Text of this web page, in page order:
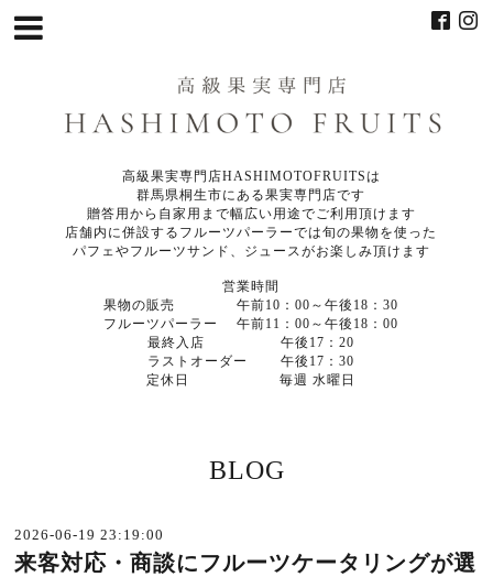
高級果実専門店HASHIMOTOFRUITSは
群馬県桐生市にある果実専門店です
贈答用から自家用まで幅広い用途でご利用頂けます
店舗内に併設するフルーツパーラーでは旬の果物を使った
パフェやフルーツサンド、ジュースがお楽しみ頂けます
営業時間
果物の販売 午前10：00～午後18：30
フルーツパーラー 午前11：00～午後18：00
最終入店 午後17：20
ラストオーダー 午後17：30
定休日 毎週 水曜日
BLOG
2026-06-19 23:19:00
来客対応・商談にフルーツケータリングが選